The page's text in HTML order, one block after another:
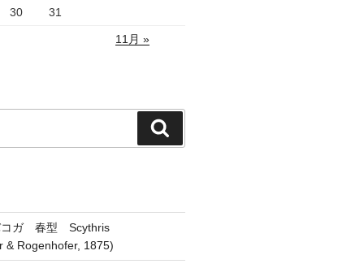
30 31
11月 »
索
コガ 春型 Scythris
& Rogenhofer, 1875)